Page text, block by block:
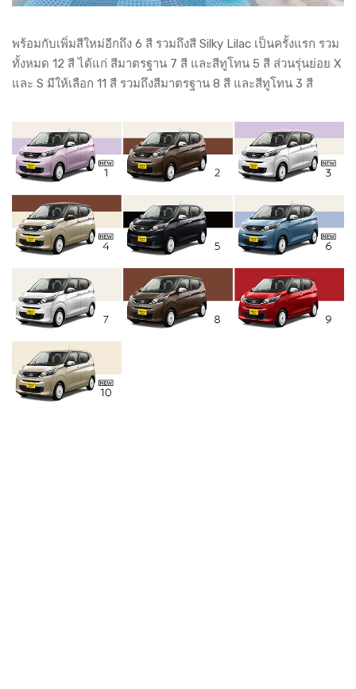
พร้อมกับเพิ่มสีใหม่อีกถึง 6 สี รวมถึงสี Silky Lilac เป็นครั้งแรก รวม
ทั้งหมด 12 สี ได้แก่ สีมาตรฐาน 7 สี และสีทูโทน 5 สี ส่วนรุ่นย่อย X
และ S มีให้เลือก 11 สี รวมถึงสีมาตรฐาน 8 สี และสีทูโทน 3 สี